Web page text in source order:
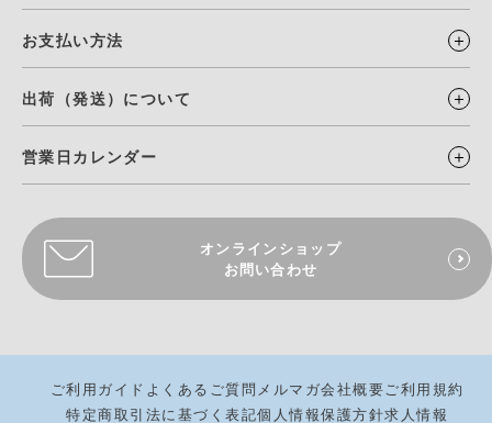
お支払い方法
出荷（発送）について
営業日カレンダー
オンラインショップ
お問い合わせ
ご利用ガイド よくあるご質問 メルマガ会社概要ご利用規約
特定商取引法に基づく表記個人情報保護方針求人情報